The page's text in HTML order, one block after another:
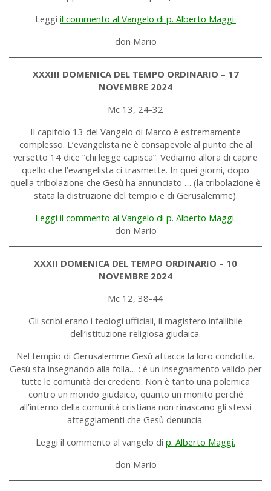
Leggi il commento al Vangelo di p. Alberto Maggi.
don Mario
XXXIII DOMENICA DEL TEMPO ORDINARIO – 17
NOVEMBRE 2024
Mc 13, 24-32
Il capitolo 13 del Vangelo di Marco è estremamente
complesso. L’evangelista ne è consapevole al punto che al
versetto 14 dice “chi legge capisca”. Vediamo allora di capire
quello che l’evangelista ci trasmette. In quei giorni, dopo
quella tribolazione che Gesù ha annunciato … (la tribolazione è
stata la distruzione del tempio e di Gerusalemme).
Leggi il commento al Vangelo di p. Alberto Maggi.
don Mario
XXXII DOMENICA DEL TEMPO ORDINARIO – 10
NOVEMBRE 2024
Mc 12, 38-44
Gli scribi erano i teologi ufficiali, il magistero infallibile
dell’istituzione religiosa giudaica.
Nel tempio di Gerusalemme Gesù attacca la loro condotta.
Gesù sta insegnando alla folla… : è un insegnamento valido per
tutte le comunità dei credenti. Non è tanto una polemica
contro un mondo giudaico, quanto un monito perché
all’interno della comunità cristiana non rinascano gli stessi
atteggiamenti che Gesù denuncia.
Leggi il commento al vangelo di p. Alberto Maggi.
don Mario